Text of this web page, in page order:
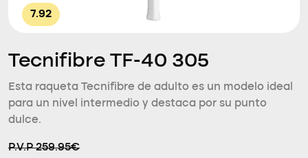
7.92
Tecnifibre TF-40 305
Esta raqueta Tecnifibre de adulto es un modelo ideal
para un nivel intermedio y destaca por su punto
dulce.
P.V.P 259.95€